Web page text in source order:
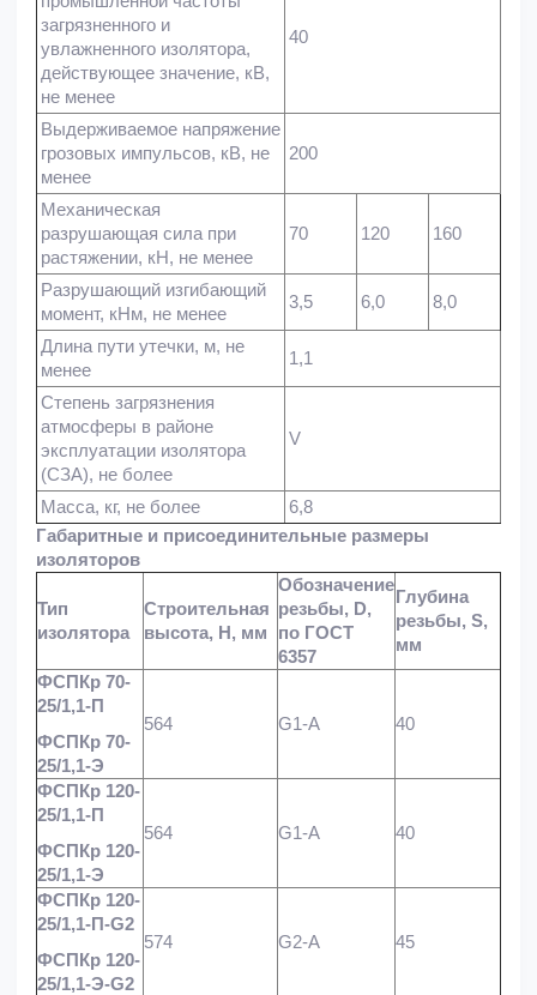
загрязненного и
увлажненного изолятора,
действующее значение, кВ,
не менее
40
Выдерживаемое напряжение
грозовых импульсов, кВ, не
менее
200
Механическая
разрушающая сила при
растяжении, кH, не менее
70 120 160
Разрушающий изгибающий
момент, кНм, не менее
3,5 6,0 8,0
Длина пути утечки, м, не
менее
1,1
Степень загрязнения
атмосферы в районе
эксплуатации изолятора
(СЗА), не более
V
Масса, кг, не более
6,8
Габаритные и присоединительные размеры
изоляторов
Тип
изолятора
Строительная
высота, H, мм
Обозначение
резьбы, D,
по ГОСТ
6357
Глубина
резьбы, S,
мм
ФСПКр 70-
25/1,1-П
ФСПКр 70-
25/1,1-Э
564 G1-A 40
ФСПКр 120-
25/1,1-П
ФСПКр 120-
25/1,1-Э
564 G1-A 40
ФСПКр 120-
25/1,1-П-G2
ФСПКр 120-
25/1,1-Э-G2
574 G2-A 45